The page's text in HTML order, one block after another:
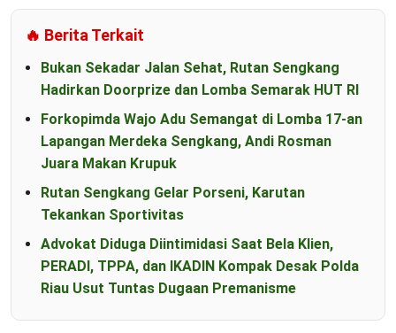
🔥 Berita Terkait
Bukan Sekadar Jalan Sehat, Rutan Sengkang
Hadirkan Doorprize dan Lomba Semarak HUT RI
Forkopimda Wajo Adu Semangat di Lomba 17-an
Lapangan Merdeka Sengkang, Andi Rosman
Juara Makan Krupuk
Rutan Sengkang Gelar Porseni, Karutan
Tekankan Sportivitas
Advokat Diduga Diintimidasi Saat Bela Klien,
PERADI, TPPA, dan IKADIN Kompak Desak Polda
Riau Usut Tuntas Dugaan Premanisme